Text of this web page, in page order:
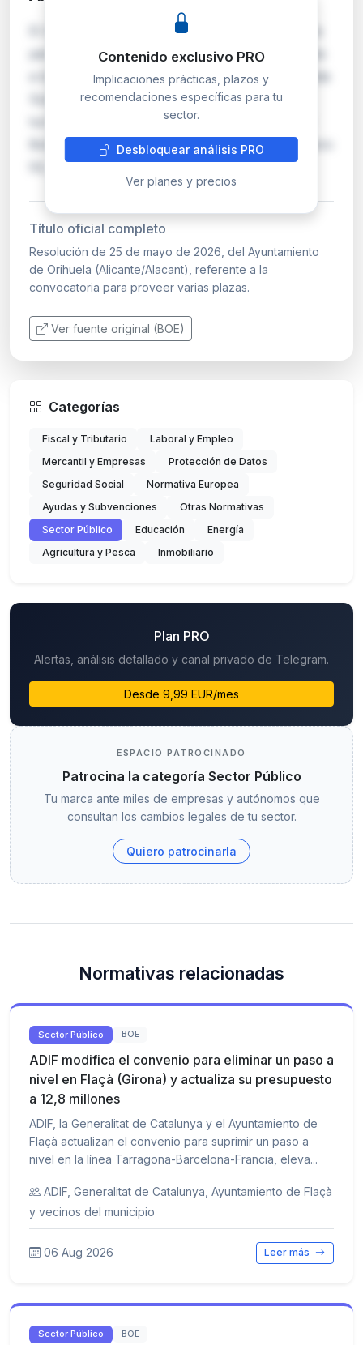
El Ayuntamiento de Orihuela abre convocatoria
para cubrir 5 plazas de Conserje pertenecientes
a la escala de Administración General, subescala
Subalterna, mediante concurso-oposición en
turno libre. Las bases fueron publicadas en el
Boletín Oficial de la Provincia de Alicante número
53, de 18 de marzo de 2026. El plazo…
Contenido exclusivo PRO
Implicaciones prácticas, plazos y
recomendaciones específicas para tu
sector.
Desbloquear análisis PRO
Ver planes y precios
Título oficial completo
Resolución de 25 de mayo de 2026, del Ayuntamiento
de Orihuela (Alicante/Alacant), referente a la
convocatoria para proveer varias plazas.
Ver fuente original (BOE)
Categorías
Fiscal y Tributario
Laboral y Empleo
Mercantil y Empresas
Protección de Datos
Seguridad Social
Normativa Europea
Ayudas y Subvenciones
Otras Normativas
Sector Público
Educación
Energía
Agricultura y Pesca
Inmobiliario
Plan PRO
Alertas, análisis detallado y canal privado de Telegram.
Desde 9,99 EUR/mes
ESPACIO PATROCINADO
Patrocina la categoría Sector Público
Tu marca ante miles de empresas y autónomos que
consultan los cambios legales de tu sector.
Quiero patrocinarla
Normativas relacionadas
Sector Público BOE
ADIF modifica el convenio para eliminar un paso a
nivel en Flaçà (Girona) y actualiza su presupuesto
a 12,8 millones
ADIF, la Generalitat de Catalunya y el Ayuntamiento de
Flaçà actualizan el convenio para suprimir un paso a
nivel en la línea Tarragona-Barcelona-Francia, eleva...
ADIF, Generalitat de Catalunya, Ayuntamiento de Flaçà
y vecinos del municipio
06 Aug 2026 Leer más
Sector Público BOE